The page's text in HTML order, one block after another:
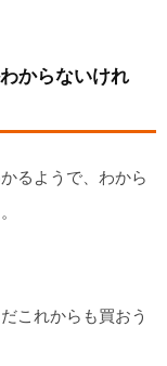
からないけれ
るようで、わから
これからも買おう